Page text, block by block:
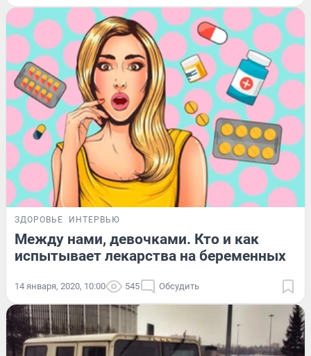
ЗДОРОВЬЕ ИНТЕРВЬЮ
Между нами, девочками. Кто и как
испытывает лекарства на беременных
14 января, 2020, 10:00 545 Обсудить